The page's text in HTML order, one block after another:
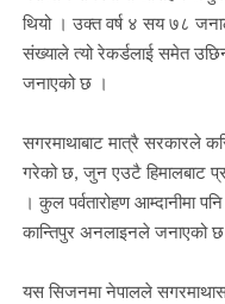
थियो । उक्त वर्ष ४ सय ७८
संख्याले त्यो रेकर्डलाई समेत
जनाएको छ ।
सगरमाथाबाट मात्रै सरकारले
गरेको छ, जुन एउटै हिमालबाट
। कुल पर्वतारोहण आम्दानीमा
कान्तिपुर अनलाइनले जनाएको
यस सिजनमा नेपालले